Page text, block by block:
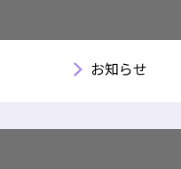
お知らせ